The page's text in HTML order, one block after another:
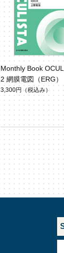
Monthly Book
2 網膜電図（ERG）
3,300円 （税込み）